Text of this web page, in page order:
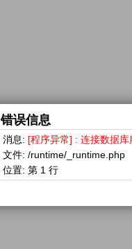
错误信息
消息: [程序异常] : 连接数据
文件: /runtime/_runtime.php
位置: 第 1 行